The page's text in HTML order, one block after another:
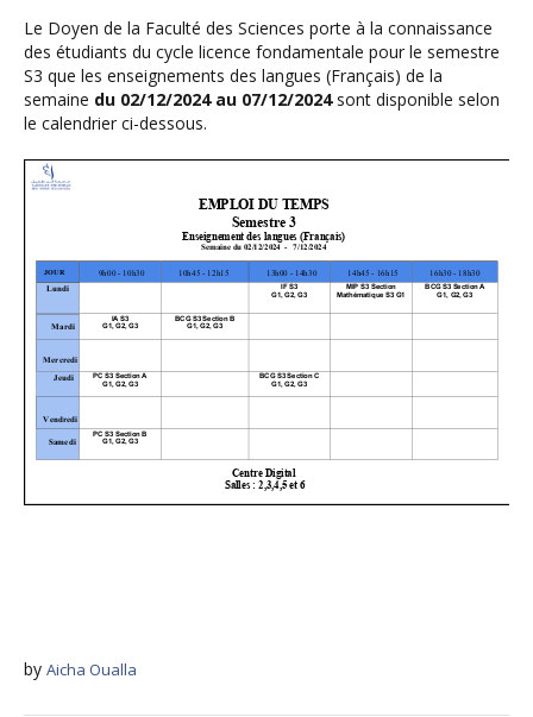
Le Doyen de la Faculté des Sciences porte à la connaissance
des étudiants du cycle licence fondamentale pour le semestre
S3 que les enseignements des langues (Français) de la
semaine du 02/12/2024 au 07/12/2024 sont disponible selon
le calendrier ci-dessous.
by Aicha Oualla